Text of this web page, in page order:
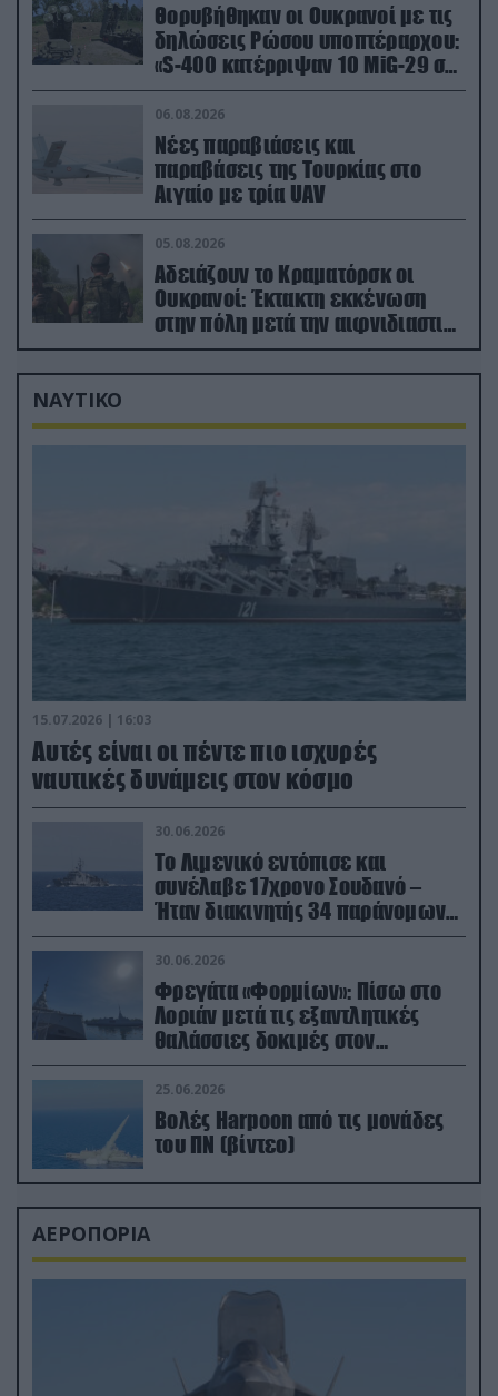
Θορυβήθηκαν οι Ουκρανοί με τις
δηλώσεις Ρώσου υποπτέραρχου:
«S-400 κατέρριψαν 10 MiG-29 σε
μόλις μια μέρα!»
06.08.2026
Νέες παραβιάσεις και
παραβάσεις της Τουρκίας στο
Αιγαίο με τρία UAV
05.08.2026
Αδειάζουν το Κραματόρσκ οι
Ουκρανοί: Έκτακτη εκκένωση
στην πόλη μετά την αιφνιδιαστική
προώθηση των Ρώσων (βίντεο)
ΝΑΥΤΙΚΟ
15.07.2026 | 16:03
Aυτές είναι οι πέντε πιο ισχυρές
ναυτικές δυνάμεις στον κόσμο
30.06.2026
Το Λιμενικό εντόπισε και
συνέλαβε 17χρονο Σουδανό –
Ήταν διακινητής 34 παράνομων
μεταναστών
30.06.2026
Φρεγάτα «Φορμίων»: Πίσω στο
Λοριάν μετά τις εξαντλητικές
θαλάσσιες δοκιμές στον
απαιτητικό Βισκαϊκό
25.06.2026
Βολές Harpoon από τις μονάδες
του ΠΝ (βίντεο)
ΑΕΡΟΠΟΡΙΑ